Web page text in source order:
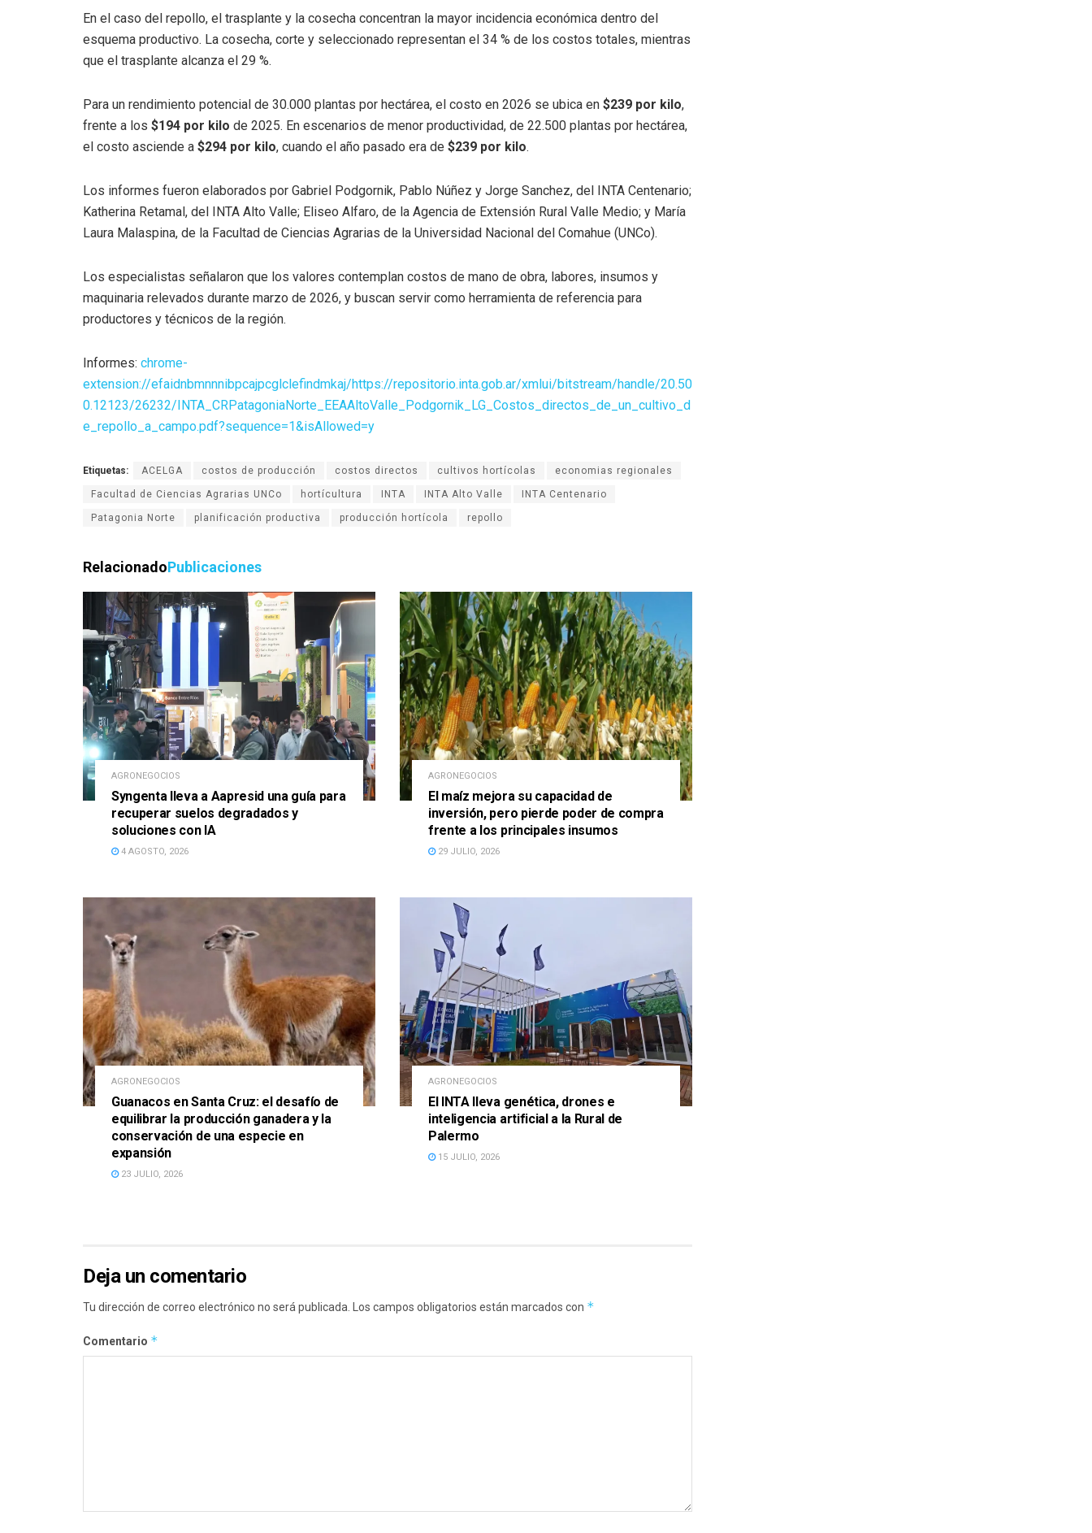
En el caso del repollo, el trasplante y la cosecha concentran la mayor incidencia económica dentro del
esquema productivo. La cosecha, corte y seleccionado representan el 34 % de los costos totales, mientras
que el trasplante alcanza el 29 %.
Para un rendimiento potencial de 30.000 plantas por hectárea, el costo en 2026 se ubica en $239 por kilo,
frente a los $194 por kilo de 2025. En escenarios de menor productividad, de 22.500 plantas por hectárea,
el costo asciende a $294 por kilo, cuando el año pasado era de $239 por kilo.
Los informes fueron elaborados por Gabriel Podgornik, Pablo Núñez y Jorge Sanchez, del INTA Centenario;
Katherina Retamal, del INTA Alto Valle; Eliseo Alfaro, de la Agencia de Extensión Rural Valle Medio; y María
Laura Malaspina, de la Facultad de Ciencias Agrarias de la Universidad Nacional del Comahue (UNCo).
Los especialistas señalaron que los valores contemplan costos de mano de obra, labores, insumos y
maquinaria relevados durante marzo de 2026, y buscan servir como herramienta de referencia para
productores y técnicos de la región.
Informes: chrome-
extension://efaidnbmnnnibpcajpcglclefindmkaj/https://repositorio.inta.gob.ar/xmlui/bitstream/handle/20.50
0.12123/26232/INTA_CRPatagoniaNorte_EEAAltoValle_Podgornik_LG_Costos_directos_de_un_cultivo_d
e_repollo_a_campo.pdf?sequence=1&isAllowed=y
Etiquetas: ACELGA costos de producción costos directos cultivos hortícolas economias regionales
Facultad de Ciencias Agrarias UNCo hortícultura INTA INTA Alto Valle INTA Centenario
Patagonia Norte planificación productiva producción hortícola repollo
RelacionadoPublicaciones
AGRONEGOCIOS
Syngenta lleva a Aapresid una guía para
recuperar suelos degradados y
soluciones con IA
4 AGOSTO, 2026
AGRONEGOCIOS
El maíz mejora su capacidad de
inversión, pero pierde poder de compra
frente a los principales insumos
29 JULIO, 2026
AGRONEGOCIOS
Guanacos en Santa Cruz: el desafío de
equilibrar la producción ganadera y la
conservación de una especie en
expansión
23 JULIO, 2026
AGRONEGOCIOS
El INTA lleva genética, drones e
inteligencia artificial a la Rural de
Palermo
15 JULIO, 2026
Deja un comentario
Tu dirección de correo electrónico no será publicada. Los campos obligatorios están marcados con *
Comentario *